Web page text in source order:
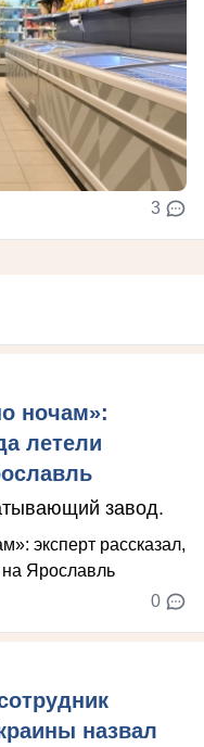
3
ночам»:
летели
завод.
0
назвал